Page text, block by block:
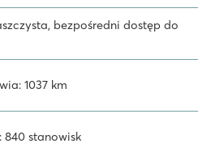
do magicznej Wenecji.
łodzią do popularnych miejsc
urokliwie położonym
jaskiń w Sgonico. W okolicach
lub wybierzcie się na
Lignano. A czy wiesz, że ten
jest oddalony tylko o 1,5
Dzięki temu możliwa jest również
kraju!
bezpośredni dostęp do
1037 km
stanowisk